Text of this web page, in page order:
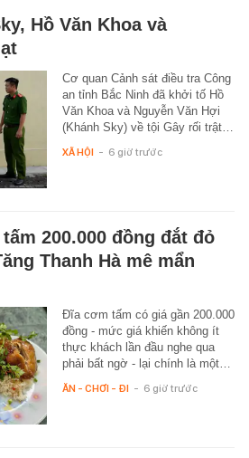
Hồ Văn Khoa và
Cơ quan Cảnh sát điều tra Công
an tỉnh Bắc Ninh đã khởi tố Hồ
Văn Khoa và Nguyễn Văn Hợi
(Khánh Sky) về tội Gây rối trật…
XÃ HỘI - 6 giờ trước
200.000 đồng đắt đỏ
Thanh Hà mê mẩn
Đĩa cơm tấm có giá gần 200.000
đồng - mức giá khiến không ít
thực khách lần đầu nghe qua
phải bất ngờ - lại chính là một…
ĂN - CHƠI - ĐI - 6 giờ trước